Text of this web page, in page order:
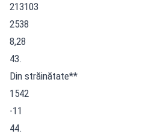
213103
2538
8,28
43.
Din străinătate**
1542
-11
44.